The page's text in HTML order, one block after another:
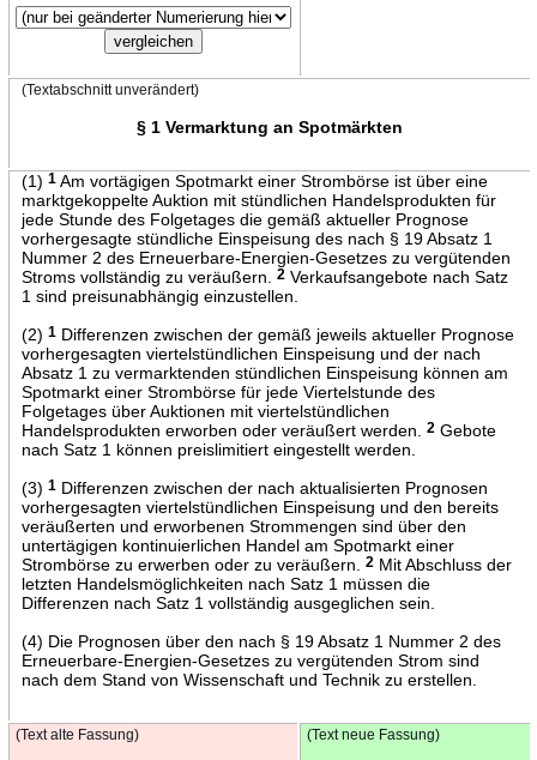
(Textabschnitt unverändert)
§ 1 Vermarktung an Spotmärkten
(1) 1Am vortägigen Spotmarkt einer Strombörse ist über eine
marktgekoppelte Auktion mit stündlichen Handelsprodukten für
jede Stunde des Folgetages die gemäß aktueller Prognose
vorhergesagte stündliche Einspeisung des nach § 19 Absatz 1
Nummer 2 des Erneuerbare-Energien-Gesetzes zu vergütenden
Stroms vollständig zu veräußern.
2Verkaufsangebote nach Satz
1 sind preisunabhängig einzustellen.
(2) 1Differenzen zwischen der gemäß jeweils aktueller Prognose
vorhergesagten viertelstündlichen Einspeisung und der nach
Absatz 1 zu vermarktenden stündlichen Einspeisung können am
Spotmarkt einer Strombörse für jede Viertelstunde des
Folgetages über Auktionen mit viertelstündlichen
Handelsprodukten erworben oder veräußert werden.
2Gebote
nach Satz 1 können preislimitiert eingestellt werden.
(3) 1Differenzen zwischen der nach aktualisierten Prognosen
vorhergesagten viertelstündlichen Einspeisung und den bereits
veräußerten und erworbenen Strommengen sind über den
untertägigen kontinuierlichen Handel am Spotmarkt einer
Strombörse zu erwerben oder zu veräußern.
2Mit Abschluss der
letzten Handelsmöglichkeiten nach Satz 1 müssen die
Differenzen nach Satz 1 vollständig ausgeglichen sein.
(4) Die Prognosen über den nach § 19 Absatz 1 Nummer 2 des
Erneuerbare-Energien-Gesetzes zu vergütenden Strom sind
nach dem Stand von Wissenschaft und Technik zu erstellen.
(Text alte Fassung) (Text neue Fassung)